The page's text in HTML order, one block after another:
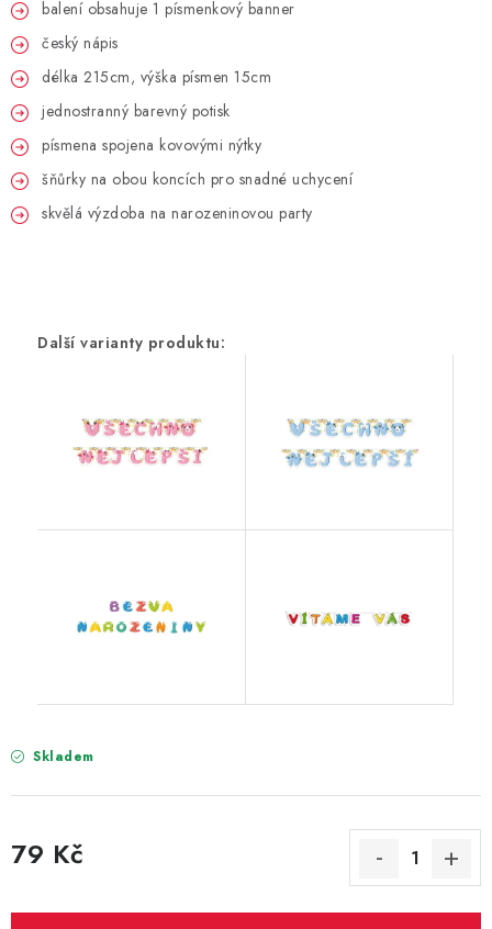
OSLAVA PODLE BAREV
PARTY FOTOKOUTEK
ROZLUČKA SE SVOBODOU
VYSTŘELOVACÍ KONFETY
Obchodní podmínky
balení obsahuje 1 písmenkový banner
český nápis
délka 215cm, výška písmen 15cm
jednostranný barevný potisk
písmena spojena kovovými nýtky
šňůrky na obou koncích pro snadné uchycení
skvělá výzdoba na narozeninovou party
Skladem
79 Kč